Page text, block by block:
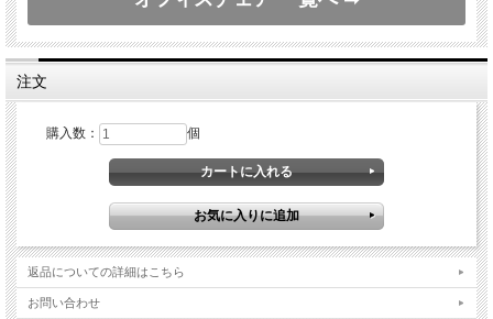
注文
購入数： 個
返品についての詳細はこちら
お問い合わせ